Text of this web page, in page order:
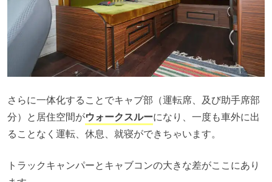
さらに一体化することでキャブ部（運転席、及び助手席部
分）と居住空間がウォークスルーになり、一度も車外に出
ることなく運転、休息、就寝ができちゃいます。
トラックキャンパーとキャブコンの大きな差がここにあり